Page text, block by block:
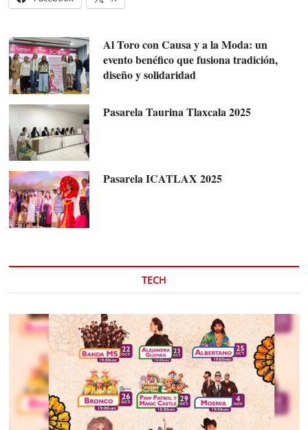
Al Toro con Causa y a la Moda: un
evento benéfico que fusiona tradición,
diseño y solidaridad
Pasarela Taurina Tlaxcala 2025
Pasarela ICATLAX 2025
TECH